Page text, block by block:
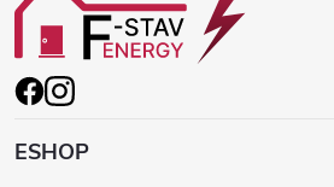
á
p
äESHOP